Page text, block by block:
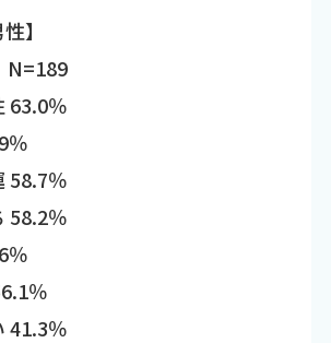
】
N=189
63.0％
％
58.7％
58.2％
％
％
41.3％